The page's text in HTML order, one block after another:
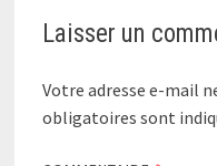
Laisser un
Votre adresse e-mail
obligatoires sont